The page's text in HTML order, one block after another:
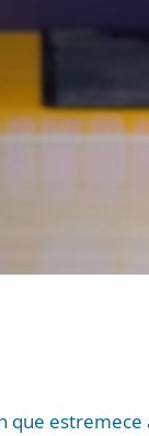
que estremece